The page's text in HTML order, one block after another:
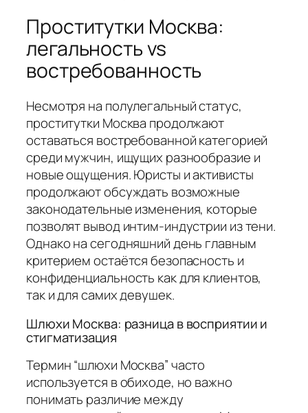
Проститутки Москва:
легальность vs
востребованность
Несмотря на полулегальный статус,
проститутки Москва продолжают
оставаться востребованной категорией
среди мужчин, ищущих разнообразие и
новые ощущения. Юристы и активисты
продолжают обсуждать возможные
законодательные изменения, которые
позволят вывод интим-индустрии из тени.
Однако на сегодняшний день главным
критерием остаётся безопасность и
конфиденциальность как для клиентов,
так и для самих девушек.
Шлюхи Москва: разница в восприятии и
стигматизация
Термин “шлюхи Москва” часто
используется в обиходе, но важно
понимать различие между